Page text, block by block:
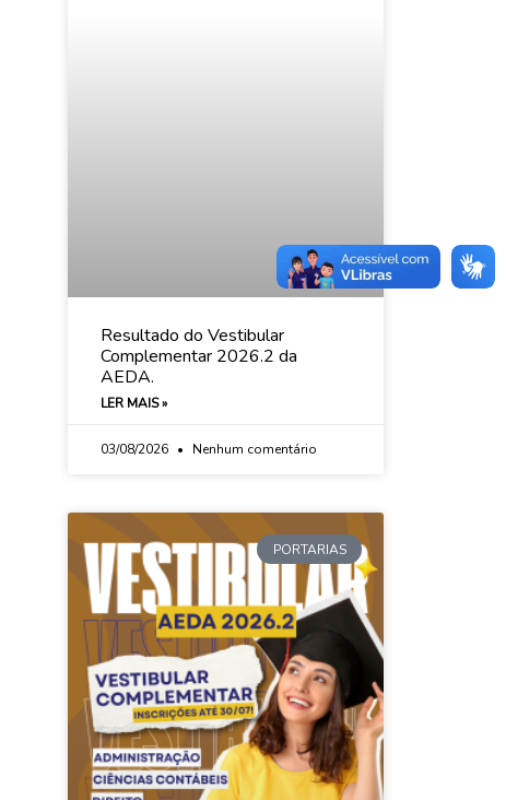
Resultado do Vestibular
Complementar 2026.2 da
AEDA.
LER MAIS »
03/08/2026 Nenhum comentário
PORTARIAS